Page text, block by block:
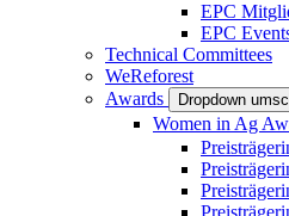
EPC
EPC
Technical Committees
WeReforest
Awards
Dropdown
Women in Ag